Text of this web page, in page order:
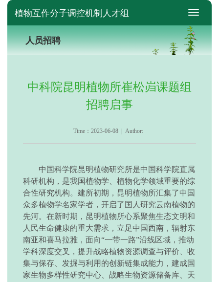
switch
植物互作分子调控机制人才组
人员招聘
中科院昆明植物所崔松岿课题组
招聘启事
Time：2023-06-08 | Author:
中国科学院昆明植物研究所是中国科学院直属
科研机构，是我国植物学、植物化学领域重要的综
合性研究机构。建所初期，昆明植物所汇集了中国
众多植物学名家学者，开启了国人研究云南植物的
先河。在新时期，昆明植物所心系聚焦生态文明和
人民生命健康的重大需求，立足中国西南，辐射东
南亚和喜马拉雅，面向“一带一路”沿线区域，推动
学科深度交叉，提升战略植物资源调查与评价、收
集与保存、发掘与利用的创新链集成能力，建成国
家生物多样性研究中心、战略生物资源储备库、天